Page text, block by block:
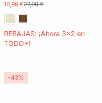
16,99 €27,99 €
REBAJAS: ¡Ahora 3x2 en
TODO*!
-43%